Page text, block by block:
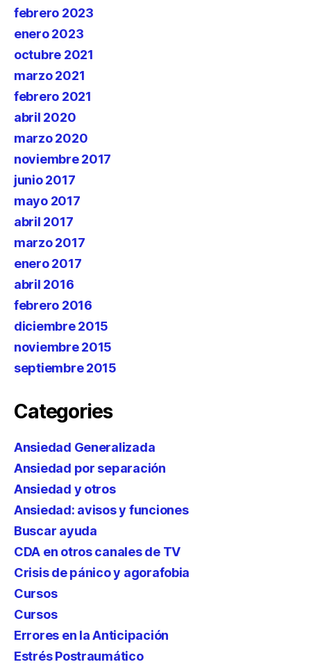
febrero 2023
enero 2023
octubre 2021
marzo 2021
febrero 2021
abril 2020
marzo 2020
noviembre 2017
junio 2017
mayo 2017
abril 2017
marzo 2017
enero 2017
abril 2016
febrero 2016
diciembre 2015
noviembre 2015
septiembre 2015
Categories
Ansiedad Generalizada
Ansiedad por separación
Ansiedad y otros
Ansiedad: avisos y funciones
Buscar ayuda
CDA en otros canales de TV
Crisis de pánico y agorafobia
Cursos
Cursos
Errores en la Anticipación
Estrés Postraumático